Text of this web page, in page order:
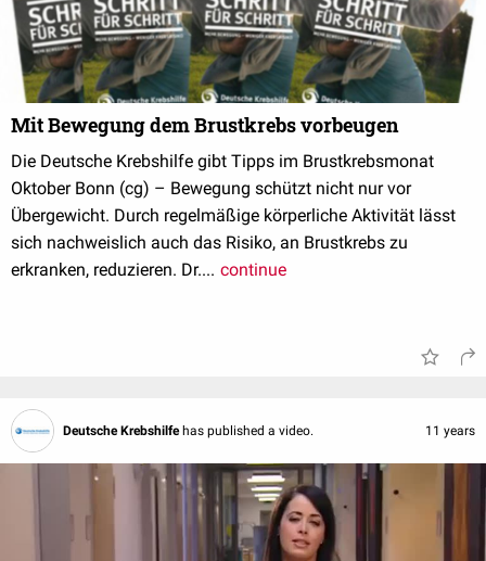
Mit Bewegung dem Brustkrebs vorbeugen
Die Deutsche Krebshilfe gibt Tipps im Brustkrebsmonat
Oktober Bonn (cg) – Bewegung schützt nicht nur vor
Übergewicht. Durch regelmäßige körperliche Aktivität lässt
sich nachweislich auch das Risiko, an Brustkrebs zu
erkranken, reduzieren. Dr.... continue
Deutsche Krebshilfe has published a video. 11 years